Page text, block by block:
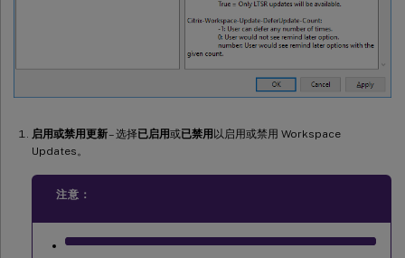
启用或禁用更新– 选择已启用或已禁用 以启用或禁用 Workspace
Updates。
注意：